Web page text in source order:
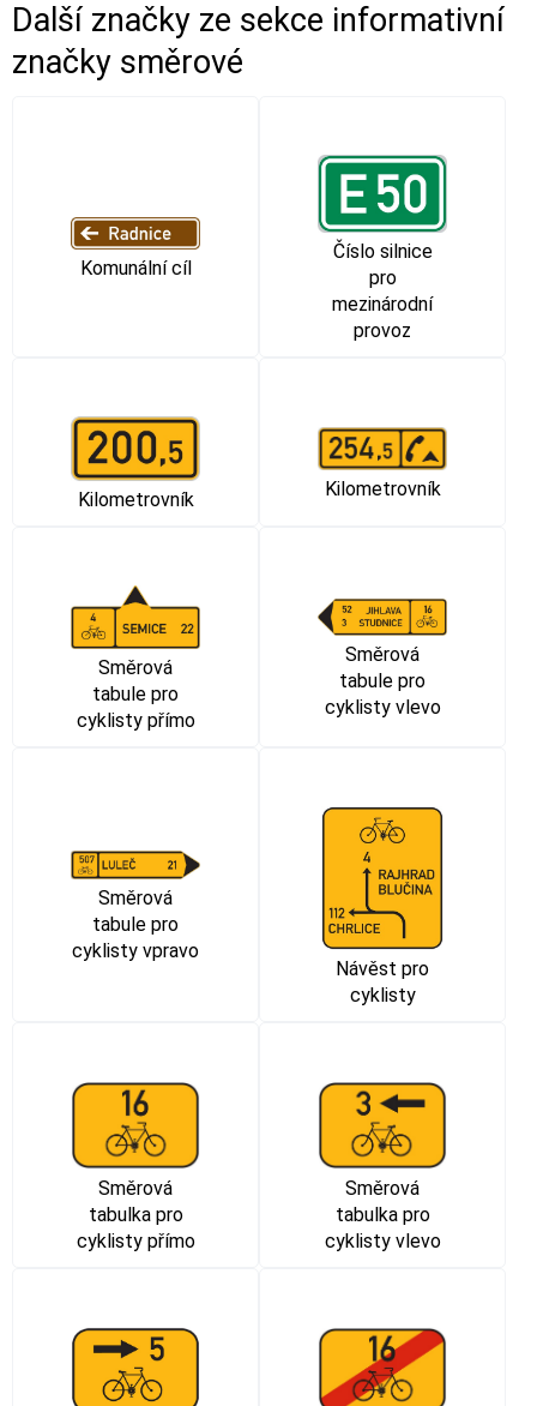
Další značky ze sekce informativní
značky směrové
Komunální cíl
Číslo silnice
pro
mezinárodní
provoz
Kilometrovník Kilometrovník
Směrová
tabule pro
cyklisty přímo
Směrová
tabule pro
cyklisty vlevo
Směrová
tabule pro
cyklisty vpravo
Návěst pro
cyklisty
Směrová
tabulka pro
cyklisty přímo
Směrová
tabulka pro
cyklisty vlevo